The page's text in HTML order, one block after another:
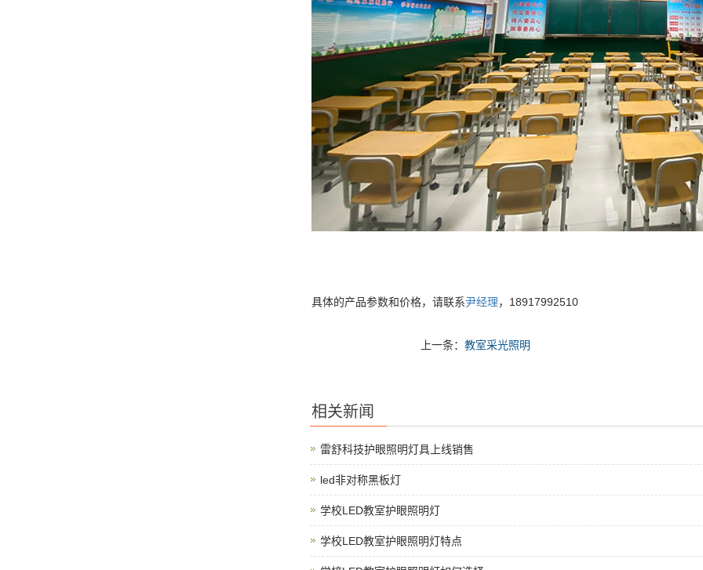
具体的产品参数和价格，请联系尹经理，18917992510
上一条：教室采光照明
相关新闻
雷舒科技护眼照明灯具上线销售
led非对称黑板灯
学校LED教室护眼照明灯
学校LED教室护眼照明灯特点